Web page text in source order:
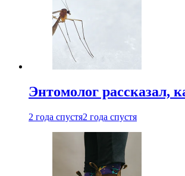
Энтомолог рассказал,
2 года спустя2 года спустя